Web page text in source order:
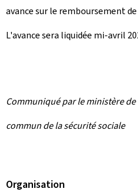
avance sur le remboursement
L'avance sera liquidée mi-avril
Communiqué par le ministère
commun de la sécurité sociale
Organisation